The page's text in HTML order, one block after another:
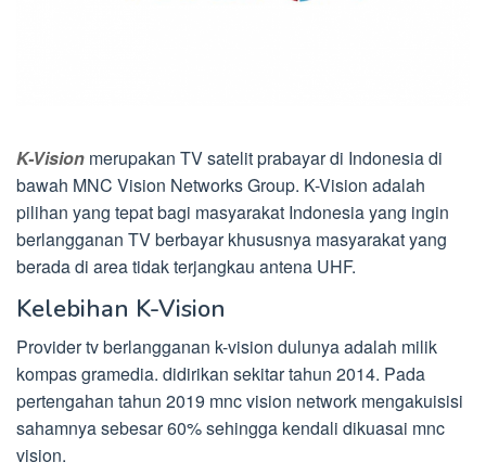
K-Vision merupakan TV satelit prabayar di Indonesia di
bawah MNC Vision Networks Group. K-Vision adalah
pilihan yang tepat bagi masyarakat Indonesia yang ingin
berlangganan TV berbayar khususnya masyarakat yang
berada di area tidak terjangkau antena UHF.
Kelebihan K-Vision
Provider tv berlangganan k-vision dulunya adalah milik
kompas gramedia. didirikan sekitar tahun 2014. Pada
pertengahan tahun 2019 mnc vision network mengakuisisi
sahamnya sebesar 60% sehingga kendali dikuasai mnc
vision.